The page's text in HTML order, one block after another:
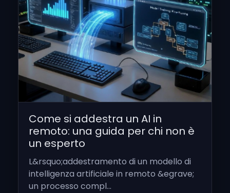
Come si addestra un AI in
remoto: una guida per chi non è
un esperto
L&rsquo;addestramento di un modello di
intelligenza artificiale in remoto &egrave;
un processo compl...